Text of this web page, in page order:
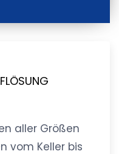
aller Größen
vom Keller bis